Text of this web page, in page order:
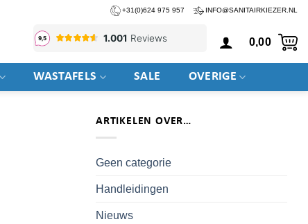
+31(0)624 975 957 INFO@SANITAIRKIEZER.NL
0,00
WASTAFELS SALE OVERIGE
ARTIKELEN OVER…
Geen categorie
Handleidingen
Nieuws